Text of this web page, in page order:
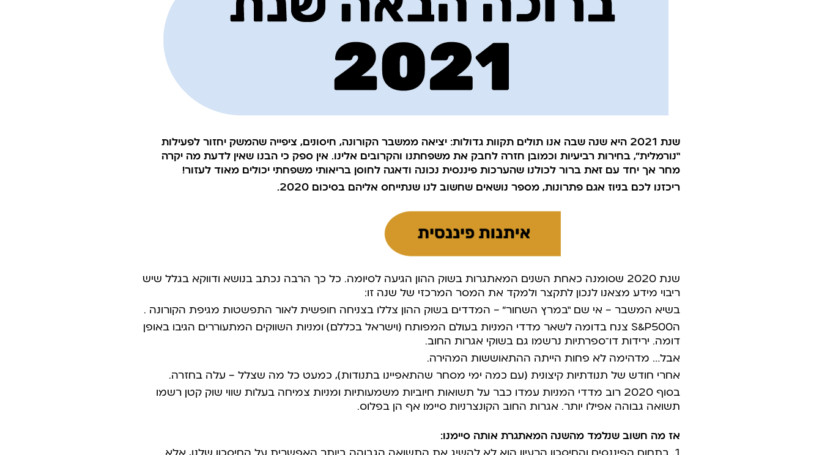
שנת 2021 היא שנה שבה אנו תולים תקוות גדולות: יציאה ממשבר הקורונה, חיסונים, ציפייה שהמשק יחזור לפעילות
“נורמלית”, בחירות רביעיות וכמובן חזרה לחבק את משפחתנו והקרובים אלינו. אין ספק כי הבנו שאין לדעת מה יקרה
מחר אך יחד עם זאת ברור לכולנו שהערכות פיננסית נכונה ודאגה לחוסן בריאותי משפחתי יכולים מאוד לעזור!
ריכזנו לכם בניוז אגם פתרונות, מספר נושאים שחשוב לנו שנתייחס אליהם בסיכום 2020.
שנת 2020 שסומנה כאחת השנים המאתגרות בשוק ההון הגיעה לסיומה. כל כך הרבה נכתב בנושא ודווקא בגלל שיש
ריבוי מידע מצאנו לנכון לתקצר ולמקד את המסר המרכזי של שנה זו:
בשיא המשבר – אי שם “במרץ השחור” – המדדים בשוק ההון צללו בצניחה חופשית לאור התפשטות מגיפת הקורונה .
הS&P500 צנח בדומה לשאר מדדי המניות בעולם המפותח (וישראל בכללם) ומניות השווקים המתעוררים הגיבו באופן
דומה. ירידות דו-ספרתיות נרשמו גם בשוקי אגרות החוב.
אבל… מדהימה לא פחות הייתה ההתאוששות המהירה.
אחרי חודש של תנודתיות קיצונית (עם כמה ימי מסחר שהתאפיינו בתנודות), כמעט כל מה שצלל – עלה בחזרה.
בסוף 2020 רוב מדדי המניות עמדו כבר על תשואות חיוביות משמעותיות ומניות צמיחה בעלות שווי שוק קטן רשמו
תשואה גבוהה אפילו יותר. אגרות החוב הקונצרניות סיימו אף הן בפלוס.
אז מה חשוב שנלמד מהשנה המאתגרת אותה סיימנו: